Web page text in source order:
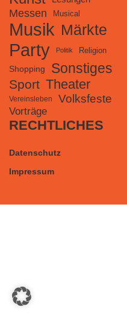
Messen Musical
Musik Märkte
Party Politik Religion
Shopping Sonstiges
Sport Theater
Vereinsleben Volksfeste
Vorträge
RECHTLICHES
Datenschutz
Impressum